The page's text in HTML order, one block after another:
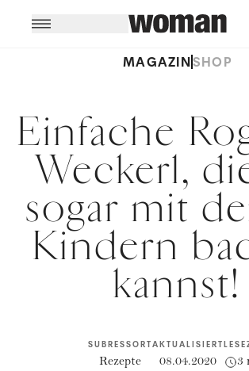
MAGAZINSHOP
Einfache
Weckerl,
sogar mit
Kindern
kannst!
SUBRESSORT
Rezepte
AKTUALISIERT
08.04.2020 3